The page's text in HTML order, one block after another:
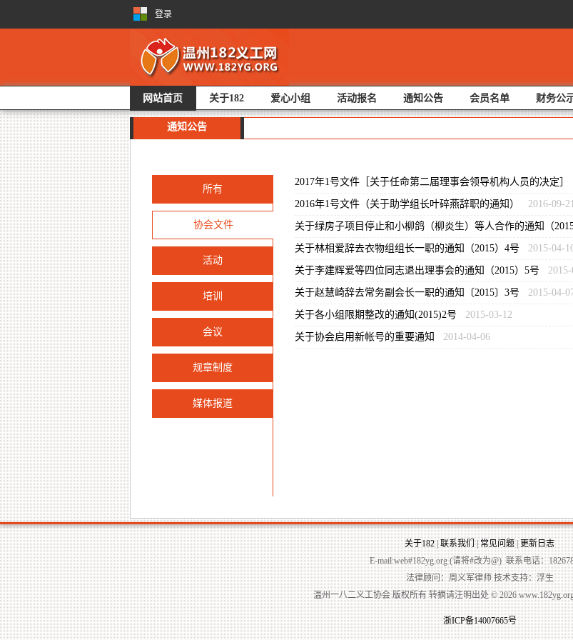
登录
网站首页 关于182 爱心小组 活动报名 通知公告 会员名单 财务公
通知公告
所有
协会文件
活动
培训
会议
规章制度
媒体报道
2017年1号文件［关于任命第二届理事会领导机构人员的决定］
2016年1号文件（关于助学组长叶碎燕辞职的通知） 2016-09-
关于绿房子项目停止和小柳鸽（柳炎生）等人合作的通知（
关于林相爱辞去衣物组组长一职的通知（2015）4号 2015-04-
关于李建辉爱等四位同志退出理事会的通知（2015）5号
关于赵慧崎辞去常务副会长一职的通知〔2015〕3号 2015-04-
关于各小组限期整改的通知(2015)2号 2015-03-12
关于协会启用新帐号的重要通知 2014-04-06
关于182|联系我们|常见问题|更新日志
E-mail:web#182yg.org (请将#改为@) 联系电话：
法律顾问：周义军律师 技术支持：浮生
温州一八二义工协会 版权所有 转摘请注明出处 © 2026 www.182yg.org
浙ICP备14007665号